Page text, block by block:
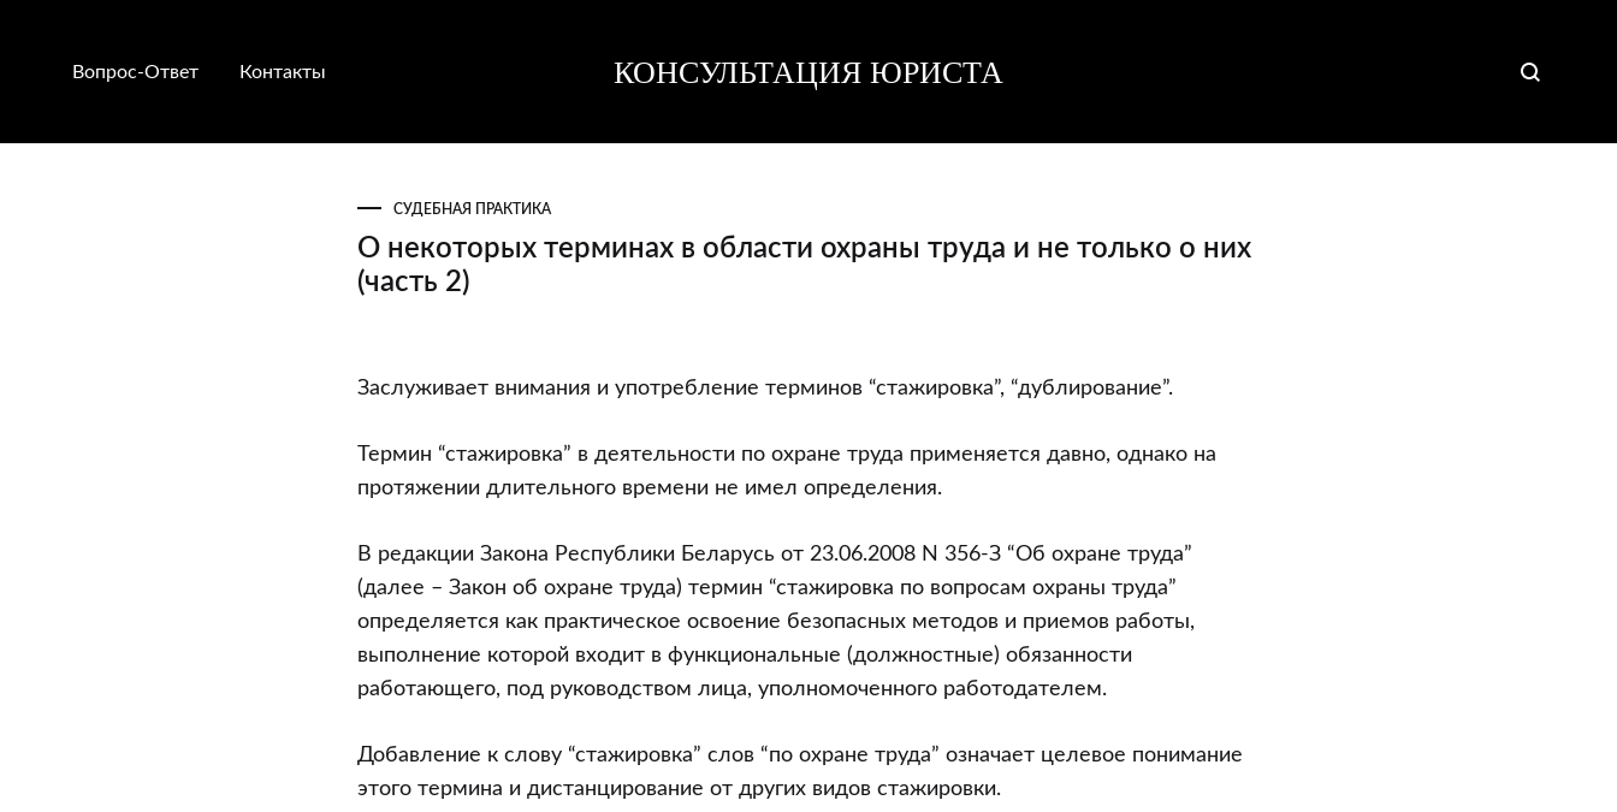
Вопрос-Ответ Контакты КОНСУЛЬТАЦИЯ ЮРИСТА
юриста
юриста
СУДЕБНАЯ ПРАКТИКА
О некоторых терминах в области охраны труда и не только о них
(часть 2)
О
терминах
в
охраны
труда
и
не
только
них
(часть
Заслуживает внимания и употребление терминов “стажировка”, “дублирование”.
Термин “стажировка” в деятельности по охране труда применяется давно, однако на
протяжении длительного времени не имел определения.
В редакции Закона Республики Беларусь от 23.06.2008 N 356-З “Об охране труда”
(далее – Закон об охране труда) термин “стажировка по вопросам охраны труда”
определяется как практическое освоение безопасных методов и приемов работы,
выполнение которой входит в функциональные (должностные) обязанности
работающего, под руководством лица, уполномоченного работодателем.
Добавление к слову “стажировка” слов “по охране труда” означает целевое понимание
этого термина и дистанцирование от других видов стажировки.